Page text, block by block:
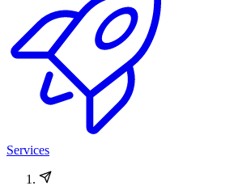
Services